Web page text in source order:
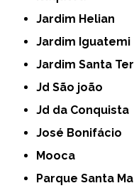
Jardim Helian
Jardim Iguatemi
Jardim Santa
Jd São joão
Jd da Conquista
José Bonifácio
Mooca
Parque Santa